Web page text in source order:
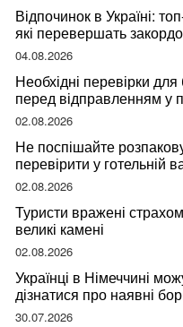
Відпочинок в Україні:
які перевершать
04.08.2026
Необхідні перевірки
перед відправленням у
02.08.2026
Не поспішайте
перевірити у готельній
мандрівниці
02.08.2026
Туристи вражені
великі камені
02.08.2026
Українці в Німеччині
дізнатися про наявні
30.07.2026